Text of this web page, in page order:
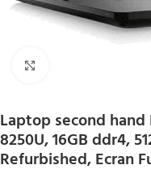
Laptop second
8250U, 16GB ddr4,
Refurbished, Ecran